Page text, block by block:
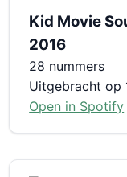
Kid Movie
2016
28 nummers
Uitgebracht op
Open in Spotify